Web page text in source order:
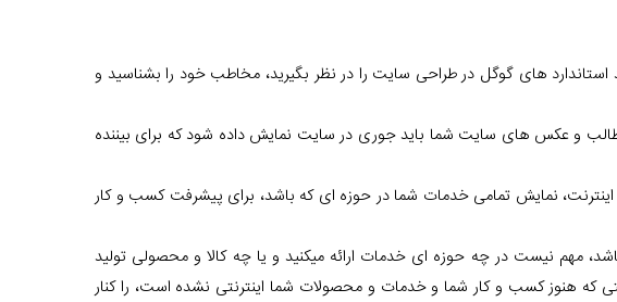
های گوگل در طراحی سایت را در نظر بگیرید، مخاطب خود را بشناسید و
و عکس های سایت شما باید جوری در سایت نمایش داده شود که برای بیننده
نمایش تمامی خدمات شما در حوزه ای که باشد، برای پیشرفت کسب و کار
مهم نیست در چه حوزه ای خدمات ارائه میکنید و یا چه کالا و محصولی تولید
که هنوز کسب و کار شما و خدمات و محصولات شما اینترنتی نشده است، را کنار